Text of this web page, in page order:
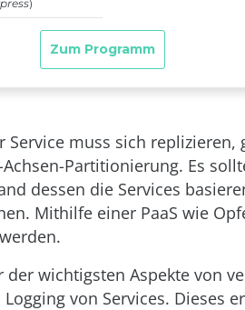
Service muss sich
Partitionierung. Es
dessen die Services
Mithilfe einer PaaS wie
der wichtigsten Aspekte von
von Services. Dieses